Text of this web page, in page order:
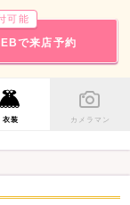
で来店予約
可能
衣装 カメラマン